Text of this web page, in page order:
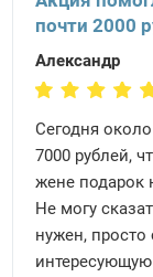
почти 2000
Александр
Сегодня
7000 рублей,
жене подарок
Не могу
нужен, просто
интересующую